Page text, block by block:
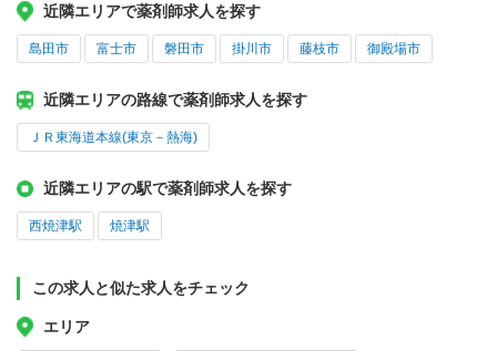
近隣エリアで薬剤師求人を探す
島田市 富士市 磐田市 掛川市 藤枝市 御殿場市
近隣エリアの路線で薬剤師求人を探す
ＪＲ東海道本線(東京－熱海)
近隣エリアの駅で薬剤師求人を探す
西焼津駅 焼津駅
この求人と似た求人をチェック
エリア